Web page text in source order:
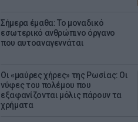
Σήμερα έμαθα: Το μοναδικό
εσωτερικό ανθρώπινο όργανο
που αυτοαναγεννάται
Οι «μαύρες χήρες» της Ρωσίας: Οι
νύφες του πολέμου που
εξαφανίζονται μόλις πάρουν τα
χρήματα